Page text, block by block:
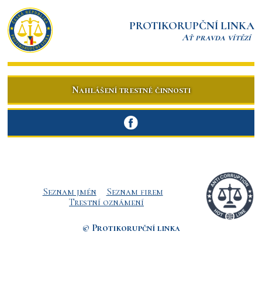
PROTIKORUPČNÍ LINKA
Ať pravda vítězí
Nahlášení trestné činnosti
Seznam jmén
Seznam firem
Trestní oznámení
© Protikorupční linka